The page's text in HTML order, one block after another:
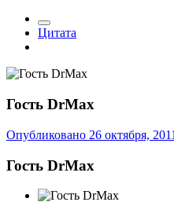
Цитата
Гость DrMax
Опубликовано 26 октября, 2011
Гость DrMax